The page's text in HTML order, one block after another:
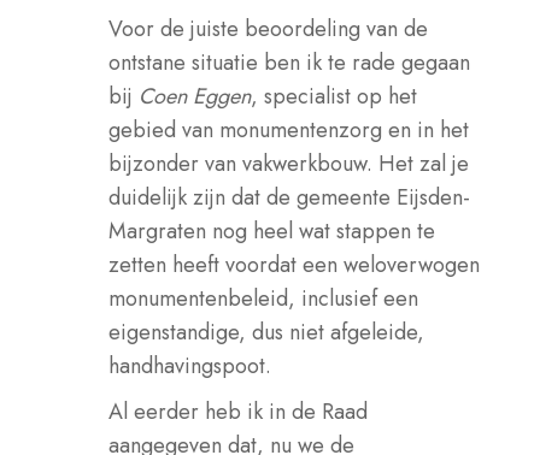
Voor de juiste beoordeling van de
ontstane situatie ben ik te rade gegaan
bij Coen Eggen, specialist op het
gebied van monumentenzorg en in het
bijzonder van vakwerkbouw. Het zal je
duidelijk zijn dat de gemeente Eijsden-
Margraten nog heel wat stappen te
zetten heeft voordat een weloverwogen
monumentenbeleid, inclusief een
eigenstandige, dus niet afgeleide,
handhavingspoot.
Al eerder heb ik in de Raad
aangegeven dat, nu we de